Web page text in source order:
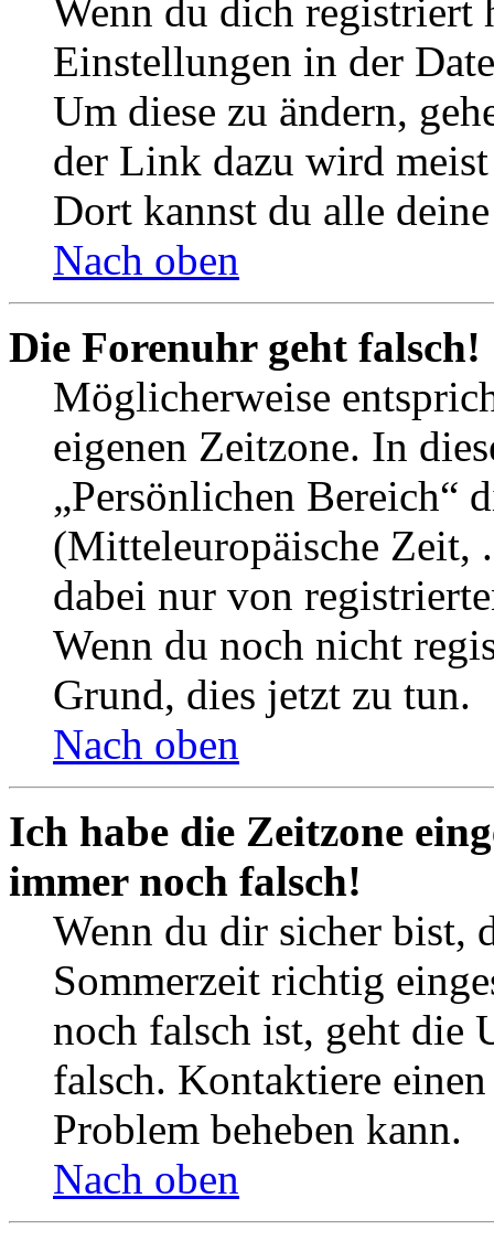
Wenn du dich registriert
Einstellungen in der
Um diese zu ändern,
der Link dazu wird
Dort kannst du alle
Nach oben
Die Forenuhr geht falsch!
Möglicherweise
eigenen Zeitzone. In
„Persönlichen Bereich“
(Mitteleuropäische Zeit,
dabei nur von
Wenn du noch nicht
Grund, dies jetzt zu tun.
Nach oben
Ich habe die Zeitzone
immer noch falsch!
Wenn du dir sicher bist,
Sommerzeit richtig
noch falsch ist, geht die
falsch. Kontaktiere
Problem beheben kann.
Nach oben